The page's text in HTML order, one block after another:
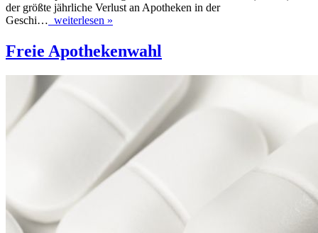
der größte jährliche Verlust an Apotheken in der
Geschi… weiterlesen »
Freie Apothekenwahl